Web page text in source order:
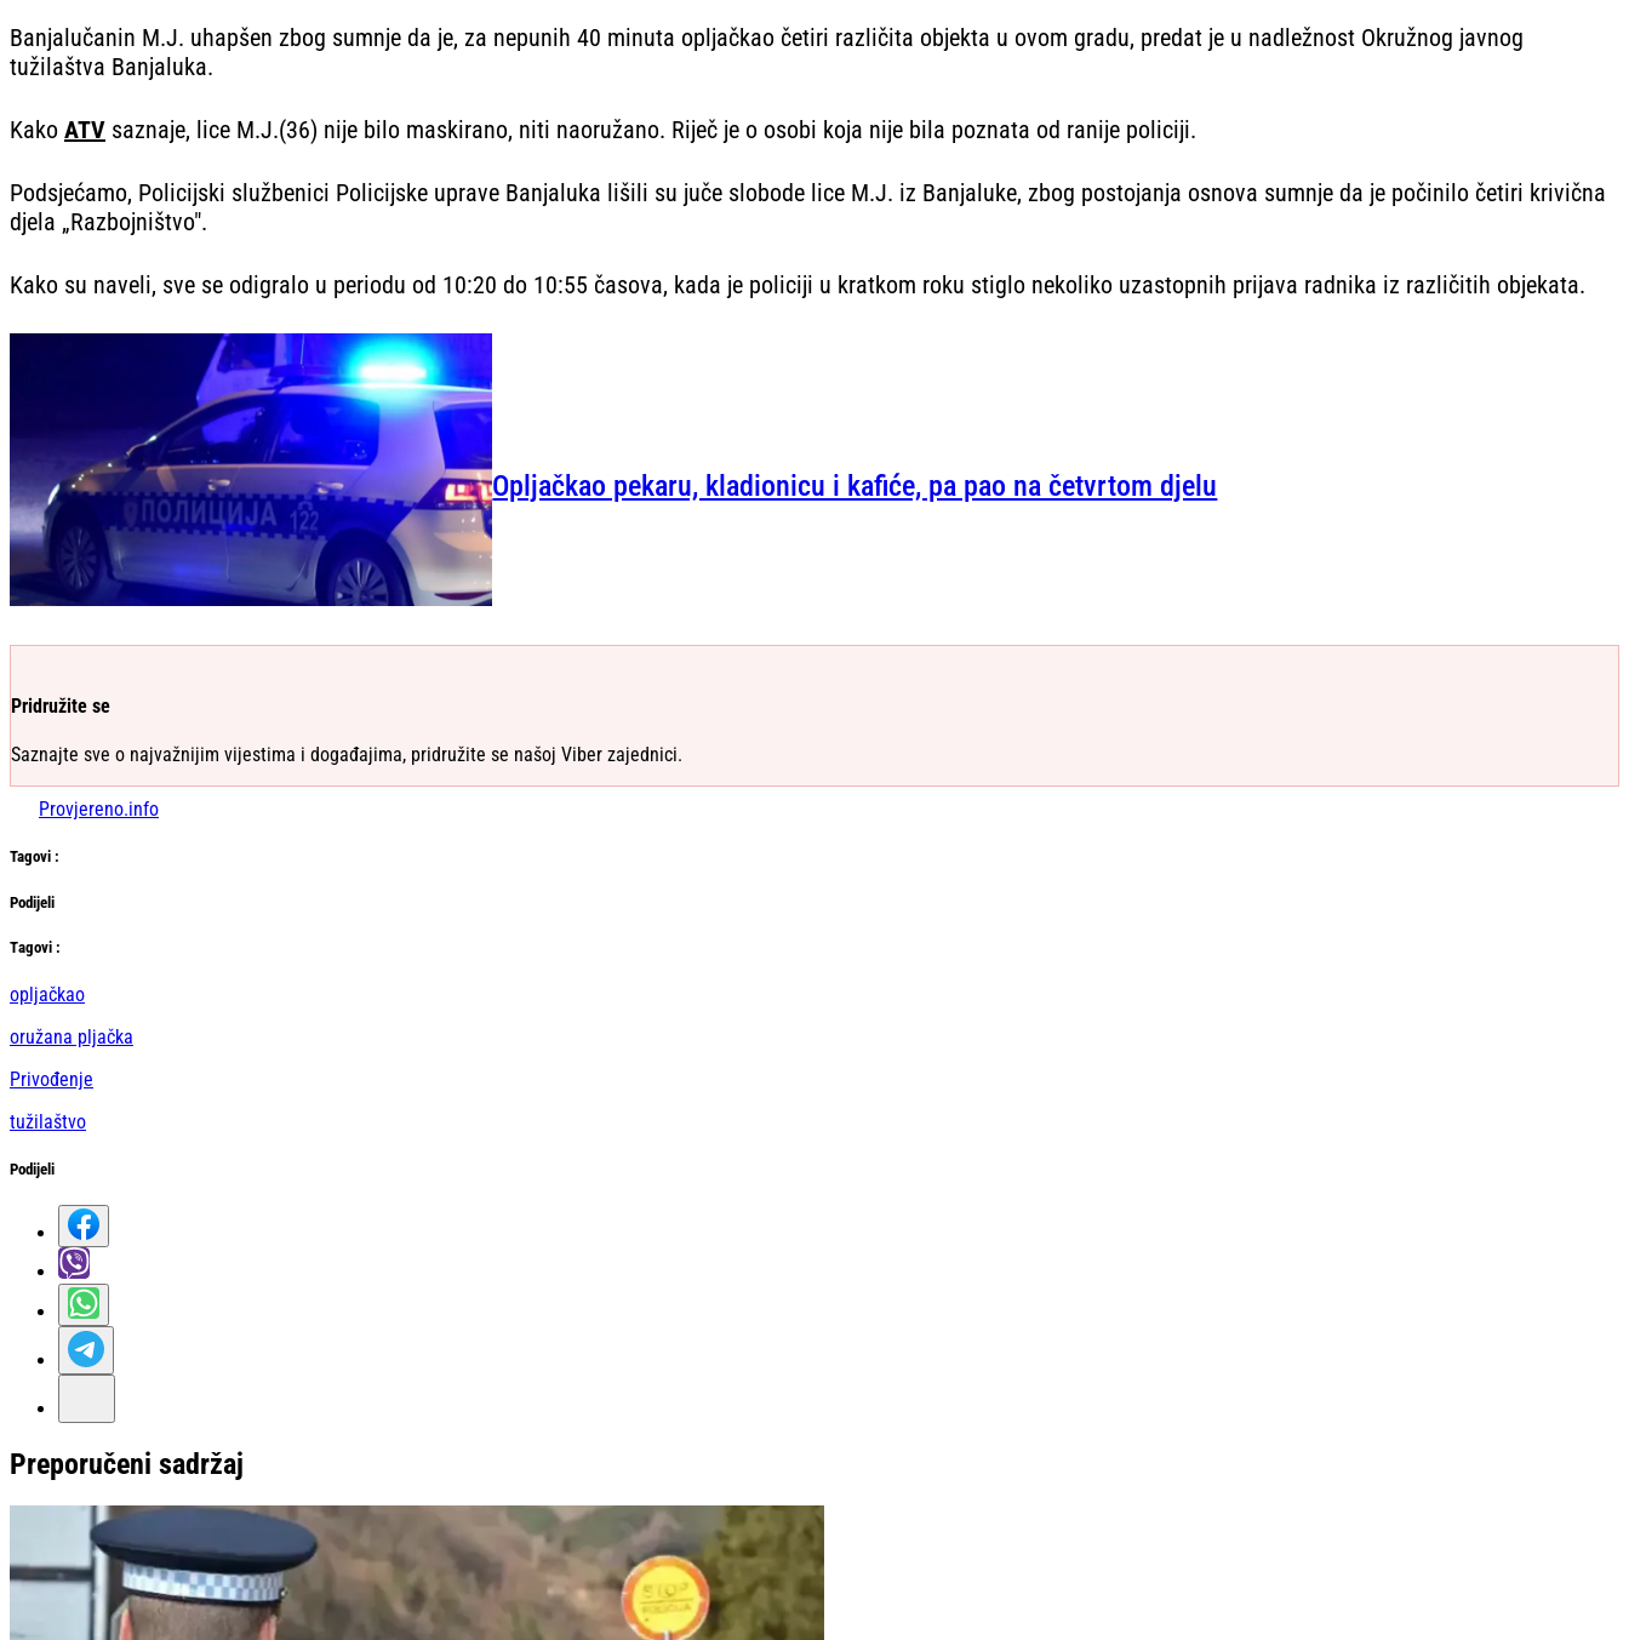
Banjalučanin M.J. uhapšen zbog sumnje da je, za nepunih 40 minuta opljačkao četiri različita objekta u ovom gradu, predat je u nadležnost Okružnog javnog
tužilaštva Banjaluka.
Kako ATV saznaje, lice M.J.(36) nije bilo maskirano, niti naoružano. Riječ je o osobi koja nije bila poznata od ranije policiji.
Podsjećamo, Policijski službenici Policijske uprave Banjaluka lišili su juče slobode lice M.J. iz Banjaluke, zbog postojanja osnova sumnje da je počinilo četiri krivična
djela „Razbojništvo".
Kako su naveli, sve se odigralo u periodu od 10:20 do 10:55 časova, kada je policiji u kratkom roku stiglo nekoliko uzastopnih prijava radnika iz različitih objekata.
Opljačkao pekaru, kladionicu i kafiće, pa pao na četvrtom djelu
Pridružite se
Saznajte sve o najvažnijim vijestima i događajima, pridružite se našoj Viber zajednici.
Provjereno.info
Tagovi :
Podijeli
Тagovi :
opljačkao
oružana pljačka
Privođenje
tužilaštvo
Podijeli
Preporučeni sadržaj